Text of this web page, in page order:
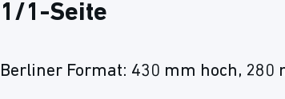
1/1-Seite
Berliner Format: 430 mm hoch, 280